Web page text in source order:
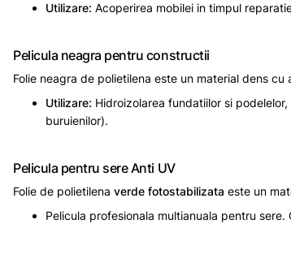
Utilizare: Acoperirea mobilei in timpul
Pelicula neagra pentru constructii
Folie neagra de polietilena este un material dens
Utilizare: Hidroizolarea fundatiilor si
buruienilor).
Pelicula pentru sere Anti UV
Folie de polietilena verde fotostabilizata este un
Pelicula profesionala multianuala pentru